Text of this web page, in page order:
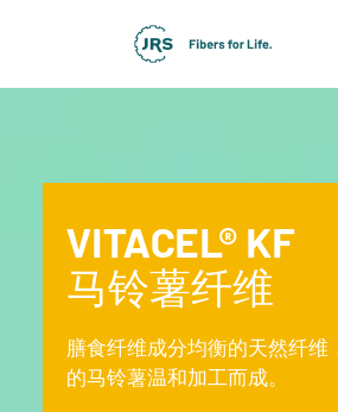
VITACEL® KF
马铃薯纤维
膳食纤维成分均衡的天然纤维
的马铃薯温和加工而成。